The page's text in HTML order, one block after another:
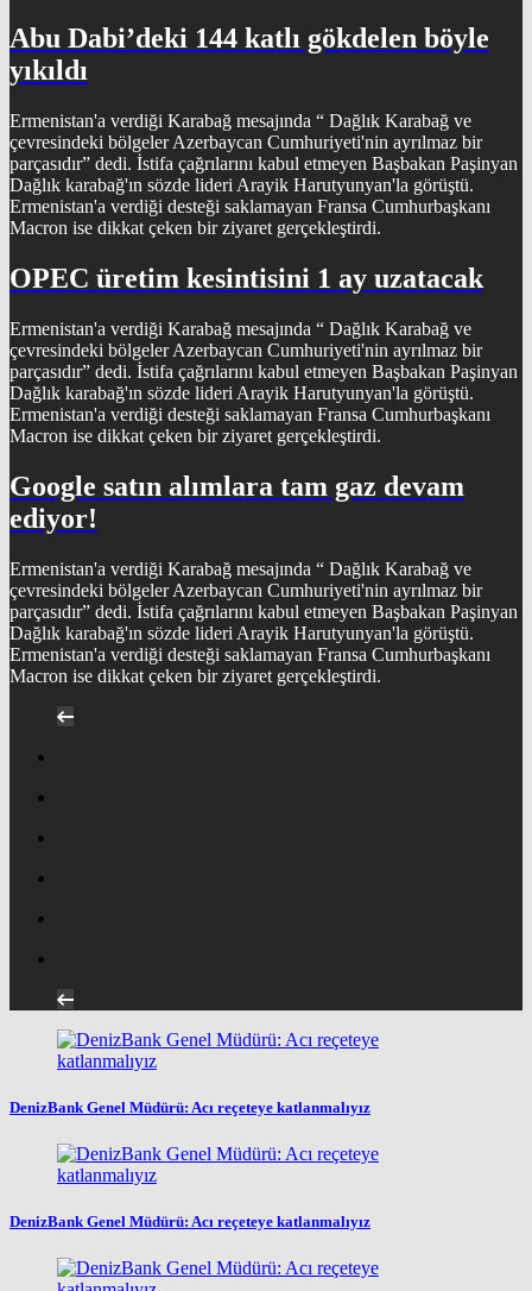
Abu Dabi’deki 144 katlı gökdelen böyle
yıkıldı
Ermenistan'a verdiği Karabağ mesajında “ Dağlık Karabağ ve
çevresindeki bölgeler Azerbaycan Cumhuriyeti'nin ayrılmaz bir
parçasıdır” dedi. İstifa çağrılarını kabul etmeyen Başbakan Paşinyan
Dağlık karabağ'ın sözde lideri Arayik Harutyunyan'la görüştü.
Ermenistan'a verdiği desteği saklamayan Fransa Cumhurbaşkanı
Macron ise dikkat çeken bir ziyaret gerçekleştirdi.
OPEC üretim kesintisini 1 ay uzatacak
Ermenistan'a verdiği Karabağ mesajında “ Dağlık Karabağ ve
çevresindeki bölgeler Azerbaycan Cumhuriyeti'nin ayrılmaz bir
parçasıdır” dedi. İstifa çağrılarını kabul etmeyen Başbakan Paşinyan
Dağlık karabağ'ın sözde lideri Arayik Harutyunyan'la görüştü.
Ermenistan'a verdiği desteği saklamayan Fransa Cumhurbaşkanı
Macron ise dikkat çeken bir ziyaret gerçekleştirdi.
Google satın alımlara tam gaz devam
ediyor!
Ermenistan'a verdiği Karabağ mesajında “ Dağlık Karabağ ve
çevresindeki bölgeler Azerbaycan Cumhuriyeti'nin ayrılmaz bir
parçasıdır” dedi. İstifa çağrılarını kabul etmeyen Başbakan Paşinyan
Dağlık karabağ'ın sözde lideri Arayik Harutyunyan'la görüştü.
Ermenistan'a verdiği desteği saklamayan Fransa Cumhurbaşkanı
Macron ise dikkat çeken bir ziyaret gerçekleştirdi.
DenizBank Genel Müdürü: Acı reçeteye katlanmalıyız
DenizBank Genel Müdürü: Acı reçeteye katlanmalıyız